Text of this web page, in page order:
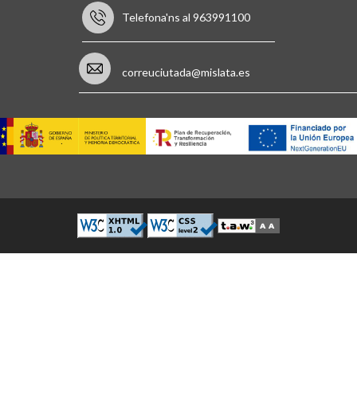
Telefona'ns al 963991100
correuciutada@mislata.es